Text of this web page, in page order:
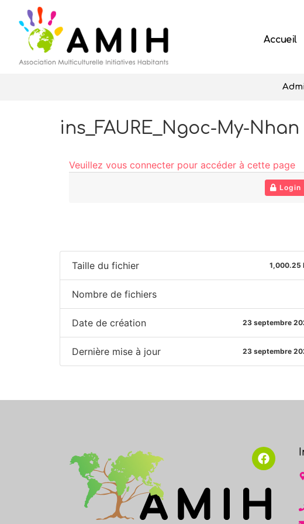
Accueil
ins_FAURE_Ngoc-My-Nhan
Veuillez vous connecter pour accéder à cette page
Login
Taille du fichier 1,000.25
Nombre de fichiers
Date de création 23 septembre
Dernière mise à jour 23 septembre